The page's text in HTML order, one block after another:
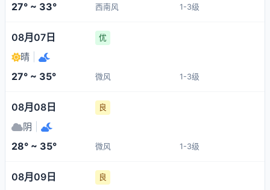
27° ~ 33° 西南风 1-3级
08月07日 优
晴
27° ~ 35° 微风 1-3级
08月08日 良
阴
28° ~ 35° 微风 1-3级
08月09日 良